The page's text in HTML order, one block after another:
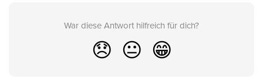
War diese Antwort hilfreich für dich?
😞 😐 😁